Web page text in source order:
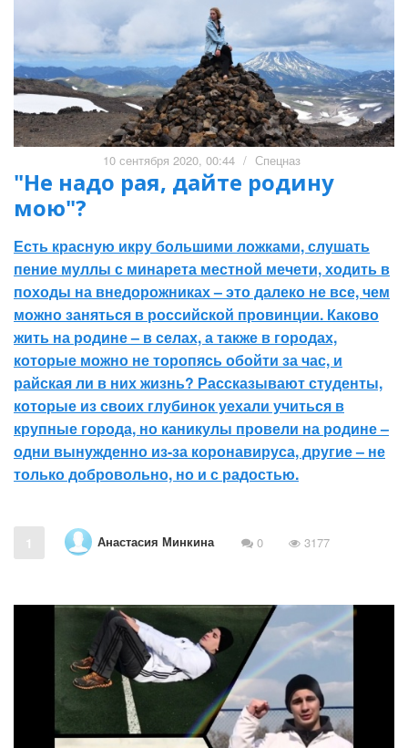
10 сентября 2020, 00:44 / Спецназ
"Не надо рая, дайте родину
мою"?
Есть красную икру большими ложками, слушать
пение муллы с минарета местной мечети, ходить в
походы на внедорожниках – это далеко не все, чем
можно заняться в российской провинции. Каково
жить на родине – в селах, а также в городах,
которые можно не торопясь обойти за час, и
райская ли в них жизнь? Рассказывают студенты,
которые из своих глубинок уехали учиться в
крупные города, но каникулы провели на родине –
одни вынужденно из-за коронавируса, другие – не
только добровольно, но и с радостью.
1 Анастасия Минкина 0 3177